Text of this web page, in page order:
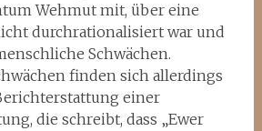
Wehmut mit, über eine
durchrationalisiert war und
Schwächen.
finden sich allerdings
einer
die schreibt, dass „Ewer